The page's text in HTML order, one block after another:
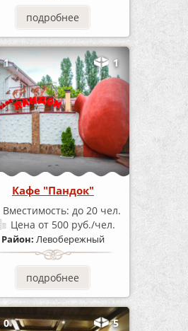
подробнее
1 1
Кафе "Пандок"
Вместимость:до 20 чел.
Цена от 500 руб./чел.
Район: Левобережный
подробнее
0 5